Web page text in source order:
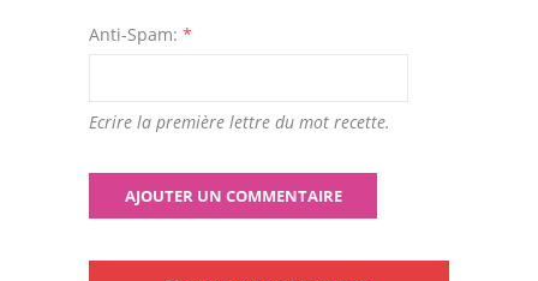
Anti-Spam: *
Ecrire la première lettre du mot recette.